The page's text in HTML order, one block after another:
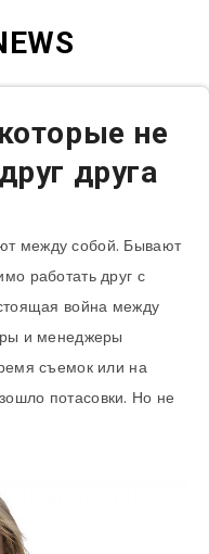
не
друга
между собой. Бывают
работать друг с
война между
и менеджеры
съемок или на
потасовки. Но не